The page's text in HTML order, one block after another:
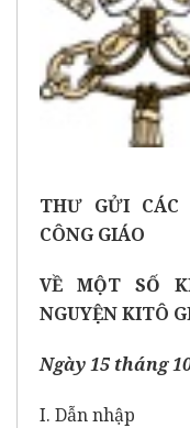
THƯ GỬI CÁC
CÔNG GIÁO
VỀ MỘT SỐ
NGUYỆN KITÔ
Ngày 15 tháng
I. Dẫn nhập